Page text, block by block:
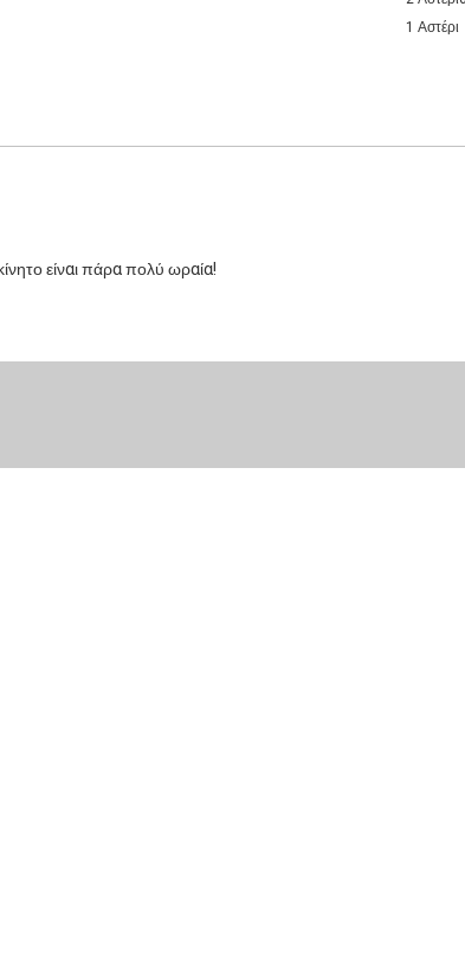
1 Αστέρι
είναι πάρα πολύ ωραία!